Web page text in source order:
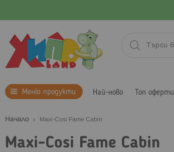
Меню продукти Най-ново Топ оферти
Начало Maxi-Cosi Fame Cabin
Maxi-Cosi Fame Cabin